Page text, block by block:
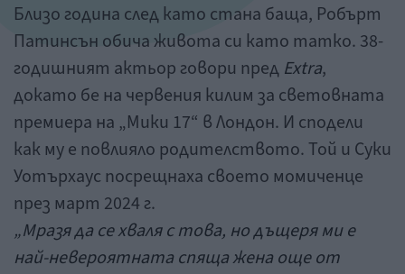
Близо година след като стана баща, Робърт
Патинсън обича живота си като татко. 38-
годишният актьор говори пред Extra,
докато бе на червения килим за световната
премиера на „Мики 17“ в Лондон. И сподели
как му е повлияло родителството. Той и Суки
Уотърхаус посрещнаха своето момиченце
през март 2024 г.
„Мразя да се хваля с това, но дъщеря ми е
най-невероятната спяща жена още от